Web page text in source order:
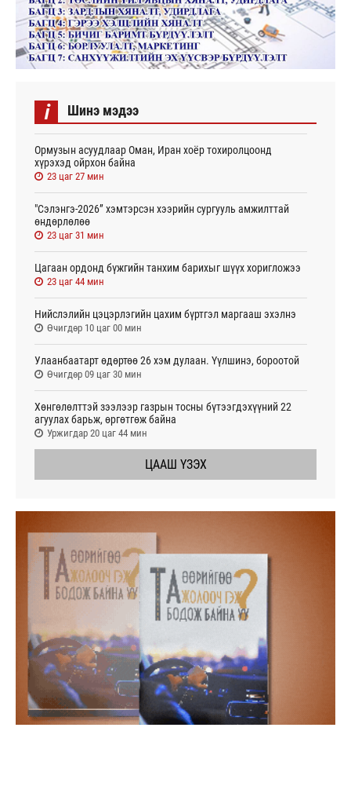
i Шинэ мэдээ
Ормузын асуудлаар Оман, Иран хоёр тохиролцоонд
хүрэхэд ойрхон байна
23 цаг 27 мин
"Сэлэнгэ-2026” хэмтэрсэн хээрийн сургууль амжилттай
өндөрлөлөө
23 цаг 31 мин
Цагаан ордонд бүжгийн танхим барихыг шүүх хоригложээ
23 цаг 44 мин
Нийслэлийн цэцэрлэгийн цахим бүртгэл маргааш эхэлнэ
Өчигдөр 10 цаг 00 мин
Улаанбаатарт өдөртөө 26 хэм дулаан. Үүлшинэ, бороотой
Өчигдөр 09 цаг 30 мин
Хөнгөлөлттэй зээлээр газрын тосны бүтээгдэхүүний 22
агуулах барьж, өргөтгөж байна
Уржигдар 20 цаг 44 мин
ЦААШ ҮЗЭХ